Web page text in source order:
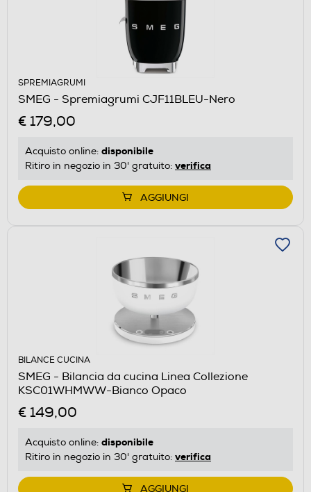
SPREMIAGRUMI
SMEG - Spremiagrumi CJF11BLEU-Nero
€ 179,00
Acquisto online: disponibile
Ritiro in negozio in 30' gratuito: verifica
AGGIUNGI
BILANCE CUCINA
SMEG - Bilancia da cucina Linea Collezione
KSC01WHMWW-Bianco Opaco
€ 149,00
Acquisto online: disponibile
Ritiro in negozio in 30' gratuito: verifica
AGGIUNGI